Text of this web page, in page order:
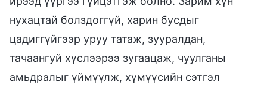
нухацтай болздоггүй, харин бусдыг
цадиггүйгээр уруу татаж, зууралдан,
тачаангуй хүслээрээ зугаацаж, чуулганы
амьдралыг үймүүлж, хүмүүсийн сэтгэл